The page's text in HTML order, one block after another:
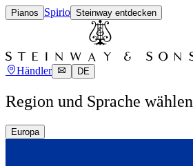
Pianos Spirio Steinway entdecken
Händler DE
Region und Sprache wählen
Europa